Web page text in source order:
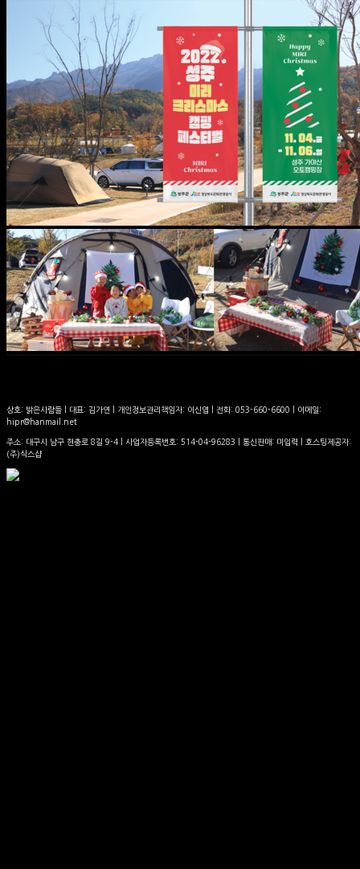
상호: 밝은사람들 | 대표: 김가연 | 개인정보관리책임자: 이신엽 | 전화: 053-660-6600 | 이메일:
hipr@hanmail.net
주소: 대구시 남구 현충로 8길 9-4 | 사업자등록번호: 514-04-96283 | 통신판매: 미입력 | 호스팅제공자:
(주)식스샵